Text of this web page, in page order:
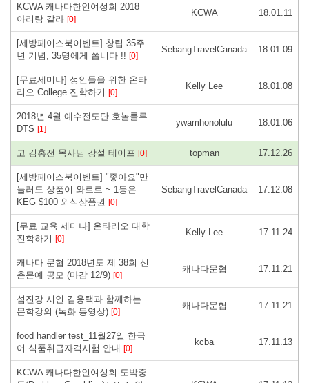
KCWA 캐나다한인여성회 2018
아리랑 갈라 [0]
KCWA 18.01.11
[세방페이스북이벤트] 창립 35주
년 기념, 35명에게 쏩니다 !! [0]
SebangTravelCanada 18.01.09
[무료세미나] 성인들을 위한 온타
리오 College 진학하기 [0]
Kelly Lee 18.01.08
2018년 4월 예수전도단 호놀룰루
DTS [1]
ywamhonolulu 18.01.06
고 김홍전 목사님 강설 테이프 [0] topman 17.12.26
[세방페이스북이벤트] "좋아요"만
눌러도 상품이 와르르 ~ 1등은
KEG $100 외식상품권 [0]
SebangTravelCanada 17.12.08
[무료 교육 세미나] 온타리오 대학
진학하기 [0]
Kelly Lee 17.11.24
캐나다 문협 2018년도 제 38회 신
춘문예 공모 (마감 12/9) [0]
캐나다문협 17.11.21
섬진강 시인 김용택과 함께하는
문학강의 (녹화 동영상) [0]
캐나다문협 17.11.21
food handler test_11월27일 한국
어 식품취급자격시험 안내 [0]
kcba 17.11.13
KCWA 캐나다한인여성회-도박중